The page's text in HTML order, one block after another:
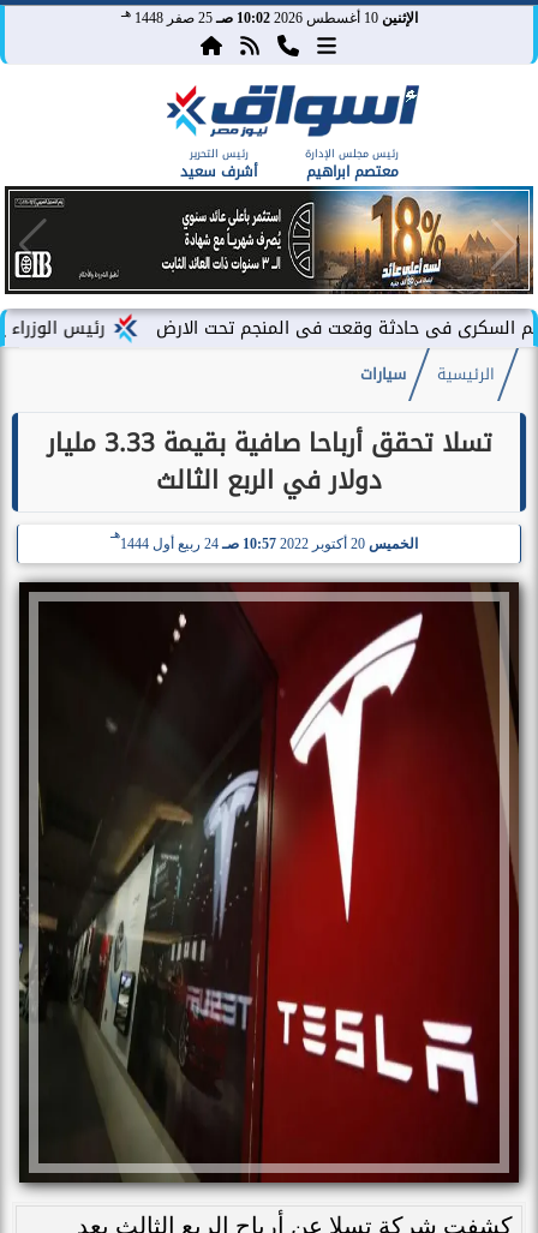
الإثنين 10 أغسطس 2026 10:02 صـ 25 صفر 1448 هـ
رئيس مجلس الإدارة
معتصم ابراهيم
رئيس التحرير
أشرف سعيد
رئيس الوزراء يشهد حادثة وقعت فى المنجم تحت الارض
الرئيسية سيارات
تسلا تحقق أرباحا صافية بقيمة 3.33 مليار
دولار في الربع الثالث
الخميس 10:57 صـ 24 ربيع أول 1444
هـ
كشفت شركة تسلا عن أرباح الربع الثالث بعد